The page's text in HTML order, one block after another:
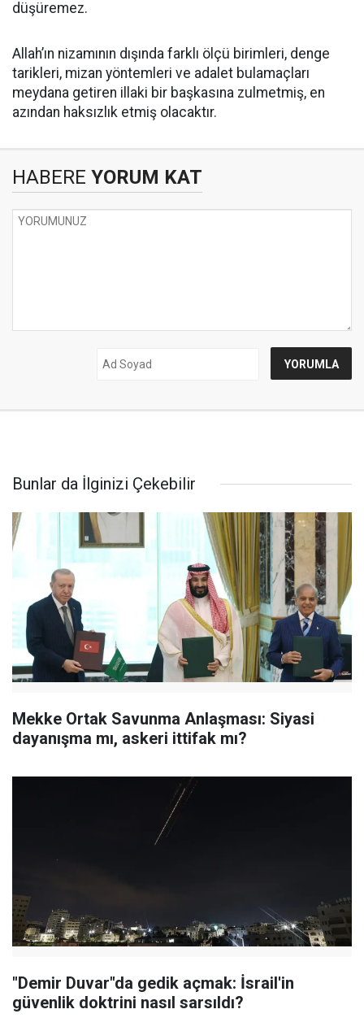
düşüremez.
Allah’ın nizamının dışında farklı ölçü birimleri, denge
tarikleri, mizan yöntemleri ve adalet bulamaçları
meydana getiren illaki bir başkasına zulmetmiş, en
azından haksızlık etmiş olacaktır.
HABERE YORUM KAT
Bunlar da İlginizi Çekebilir
Mekke Ortak Savunma Anlaşması: Siyasi
dayanışma mı, askeri ittifak mı?
"Demir Duvar"da gedik açmak: İsrail'in
güvenlik doktrini nasıl sarsıldı?